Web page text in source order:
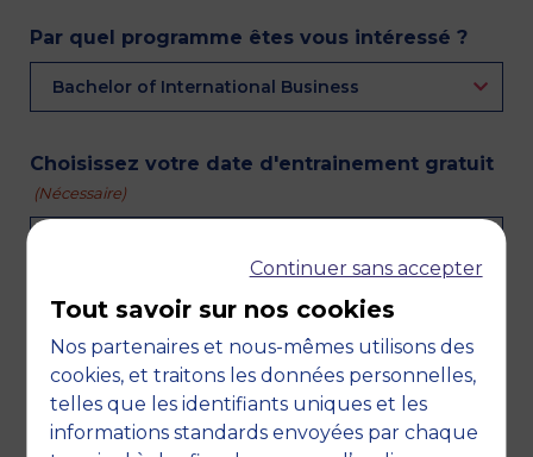
Par quel programme êtes vous intéressé ?
Bachelor of International Business
Choisissez votre date d'entrainement gratuit
(Nécessaire)
RGPDJe souhaite recevoir les informations
utiles sur les programmes, concours et
actualités de MBS. Je pourrai me
désinscrire à tout moment via un lien de
désinscription inséré en bas de chaque
Continuer sans accepter
Tout savoir sur nos cookies
Nos partenaires et nous-mêmes utilisons des
cookies, et traitons les données personnelles,
telles que les identifiants uniques et les
informations standards envoyées par chaque